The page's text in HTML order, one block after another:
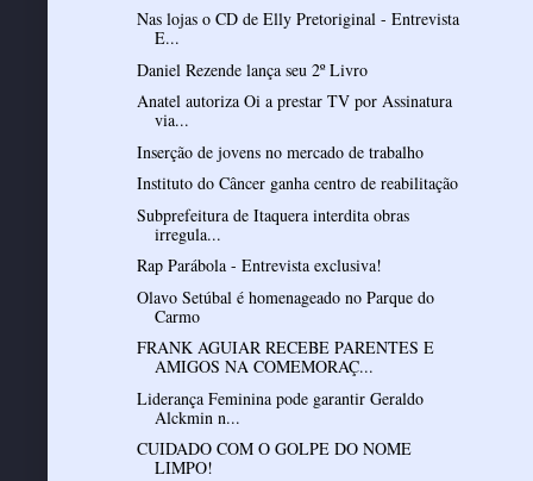
Nas lojas o CD de Elly Pretoriginal - Entrevista
E...
Daniel Rezende lança seu 2º Livro
Anatel autoriza Oi a prestar TV por Assinatura
via...
Inserção de jovens no mercado de trabalho
Instituto do Câncer ganha centro de reabilitação
Subprefeitura de Itaquera interdita obras
irregula...
Rap Parábola - Entrevista exclusiva!
Olavo Setúbal é homenageado no Parque do
Carmo
FRANK AGUIAR RECEBE PARENTES E
AMIGOS NA COMEMORAÇ...
Liderança Feminina pode garantir Geraldo
Alckmin n...
CUIDADO COM O GOLPE DO NOME
LIMPO!